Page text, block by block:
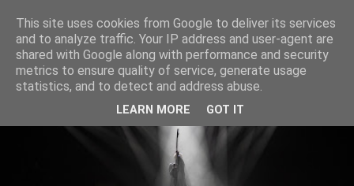
This site uses cookies from Google to deliver its services
and to analyze traffic. Your IP address and user-agent are
shared with Google along with performance and security
metrics to ensure quality of service, generate usage
statistics, and to detect and address abuse.
LEARN MORE GOT IT